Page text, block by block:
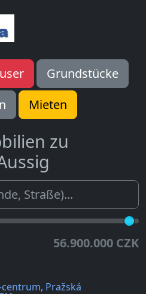
Grundstücke
Mieten
zu
56.900.000 CZK
Pražská